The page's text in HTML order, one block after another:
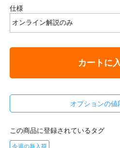
仕様
カートに
オプションの値
この商品に登録されているタグ
今週の新入荷